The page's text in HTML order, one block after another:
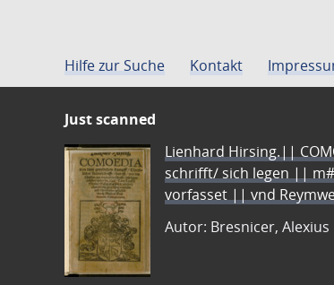
Hilfe zur Suche Kontakt
Just scanned
Lienhard Hirsing.||
schrifft/ sich legen ||
vorfasset || vnd
Autor: Bresnicer, Alexius